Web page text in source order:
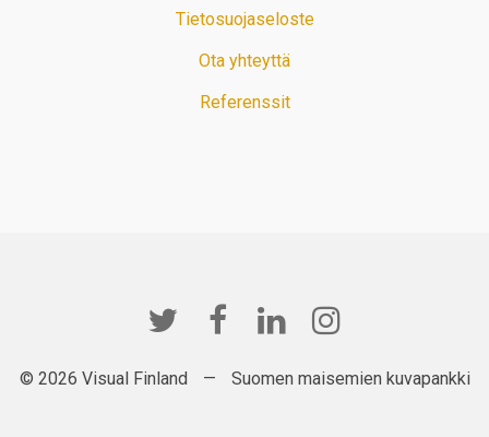
Tietosuojaseloste
Ota yhteyttä
Referenssit
© 2026 Visual Finland — Suomen maisemien kuvapankki